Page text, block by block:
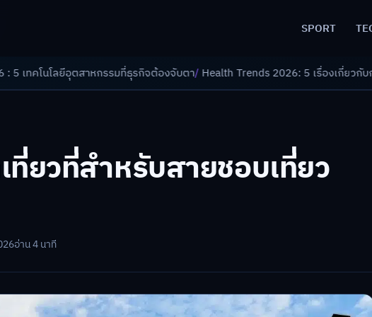
SPORT
รกิจต้องจับตา/Health Trends 2026: 5 เรื่องเกี่ยวกับการแพทย์ที่ควรรู้/ดอกเบี้ยข
ที่ยวที่สำหรับสายชอบเที่ยว
อ่าน 4 นาที